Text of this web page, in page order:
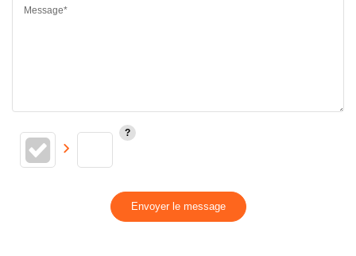
Message*
Envoyer le message